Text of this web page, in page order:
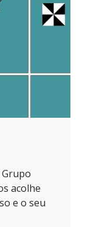
acolhe
e o seu